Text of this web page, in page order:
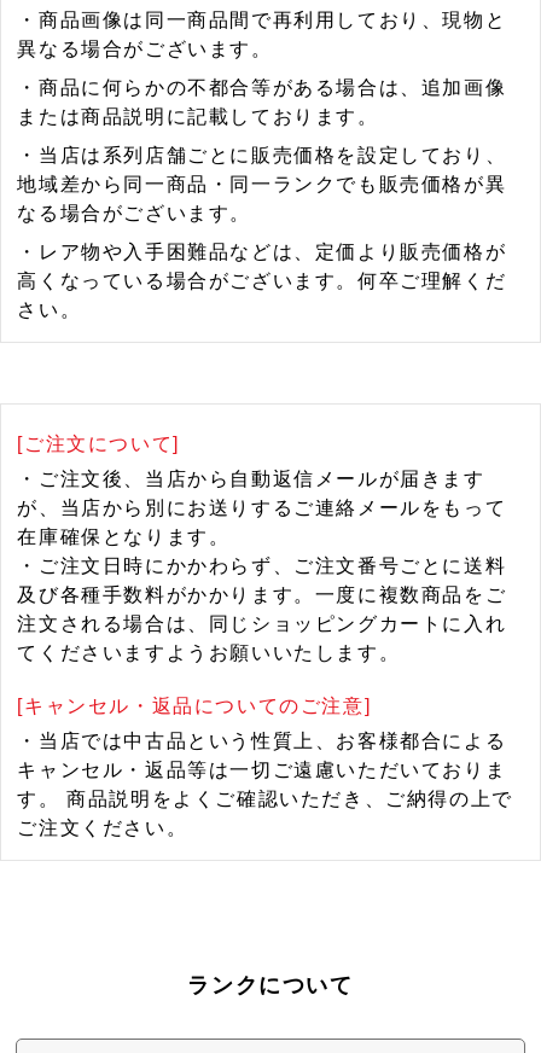
・商品画像は同一商品間で再利用しており、現物と
異なる場合がございます。
・商品に何らかの不都合等がある場合は、追加画像
または商品説明に記載しております。
・当店は系列店舗ごとに販売価格を設定しており、
地域差から同一商品・同一ランクでも販売価格が異
なる場合がございます。
・レア物や入手困難品などは、定価より販売価格が
高くなっている場合がございます。何卒ご理解くだ
さい。
[ご注文について]
・ご注文後、当店から自動返信メールが届きます
が、当店から別にお送りするご連絡メールをもって
在庫確保となります。
・ご注文日時にかかわらず、ご注文番号ごとに送料
及び各種手数料がかかります。一度に複数商品をご
注文される場合は、同じショッピングカートに入れ
てくださいますようお願いいたします。
[キャンセル・返品についてのご注意]
・当店では中古品という性質上、お客様都合による
キャンセル・返品等は一切ご遠慮いただいておりま
す。 商品説明をよくご確認いただき、ご納得の上で
ご注文ください。
ランクについて